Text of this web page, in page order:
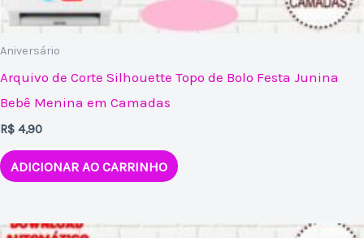
Aniversário
Arquivo de Corte Silhouette Topo de Bolo Festa Junina
Bebê Menina em Camadas
R$ 4,90
ADICIONAR AO CARRINHO